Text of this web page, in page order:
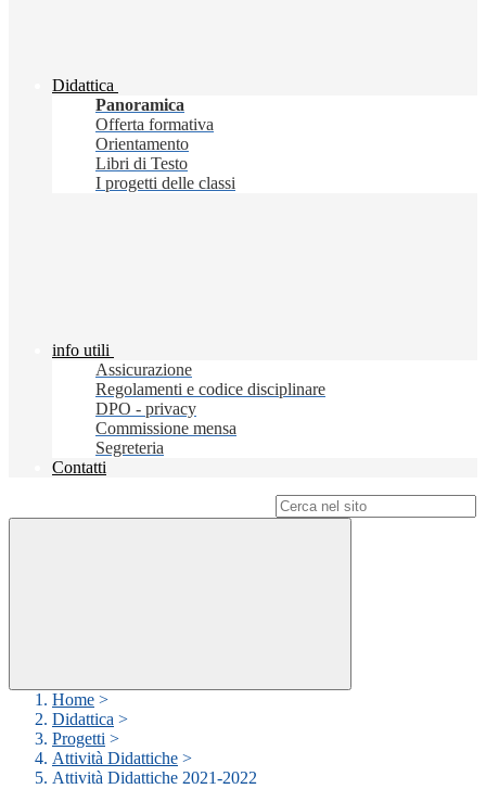
Didattica
Panoramica
Offerta formativa
Orientamento
Libri di Testo
I progetti delle classi
info utili
Assicurazione
Regolamenti e codice disciplinare
DPO - privacy
Commissione mensa
Segreteria
Contatti
Home >
Didattica >
Progetti >
Attività Didattiche >
Attività Didattiche 2021-2022